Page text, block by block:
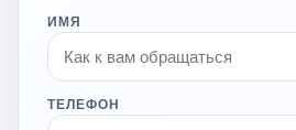
ИМЯ
ТЕЛЕФОН